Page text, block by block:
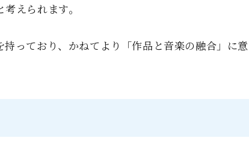
えられます。
っており、かねてより「作品と音楽の融合」に意